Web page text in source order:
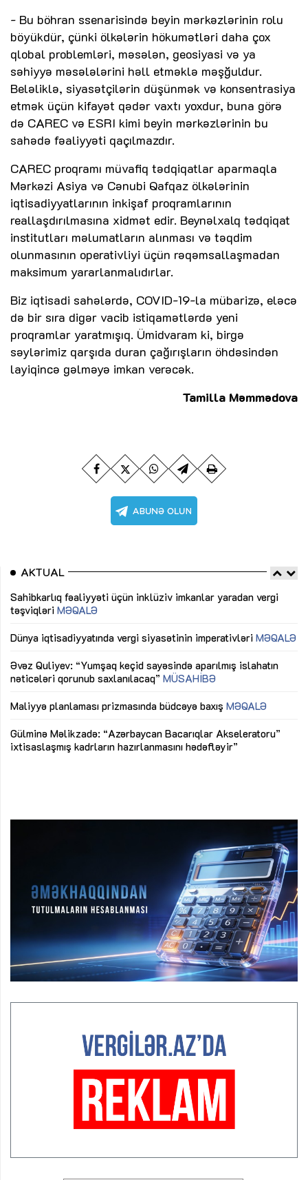
- Bu böhran ssenarisində beyin mərkəzlərinin rolu
böyükdür, çünki ölkələrin hökumətləri daha çox
qlobal problemləri, məsələn, geosiyasi və ya
səhiyyə məsələlərini həll etməklə məşğuldur.
Beləliklə, siyasətçilərin düşünmək və konsentrasiya
etmək üçün kifayət qədər vaxtı yoxdur, buna görə
də CAREC və ESRI kimi beyin mərkəzlərinin bu
sahədə fəaliyyəti qaçılmazdır.
CAREC proqramı müvafiq tədqiqatlar aparmaqla
Mərkəzi Asiya və Cənubi Qafqaz ölkələrinin
iqtisadiyyatlarının inkişaf proqramlarının
reallaşdırılmasına xidmət edir. Beynəlxalq tədqiqat
institutları məlumatların alınması və təqdim
olunmasının operativliyi üçün rəqəmsallaşmadan
maksimum yararlanmalıdırlar.
Biz iqtisadi sahələrdə, COVID-19-la mübarizə, eləcə
də bir sıra digər vacib istiqamətlərdə yeni
proqramlar yaratmışıq. Ümidvaram ki, birgə
səylərimiz qarşıda duran çağırışların öhdəsindən
layiqincə gəlməyə imkan verəcək.
Tamilla Məmmədova
AKTUAL
Sahibkarlıq fəaliyyəti üçün inklüziv imkanlar yaradan vergi
təşviqləri MƏQALƏ
Dünya iqtisadiyyatında vergi siyasətinin imperativləri MƏQALƏ
Əvəz Quliyev: “Yumşaq keçid sayəsində aparılmış islahatın
nəticələri qorunub saxlanılacaq” MÜSAHİBƏ
Maliyyə planlaması prizmasında büdcəyə baxış MƏQALƏ
Gülminə Məlikzadə: “Azərbaycan Bacarıqlar Akseleratoru”
ixtisaslaşmış kadrların hazırlanmasını hədəfləyir”